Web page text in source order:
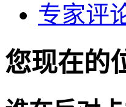
专家评
您现在的